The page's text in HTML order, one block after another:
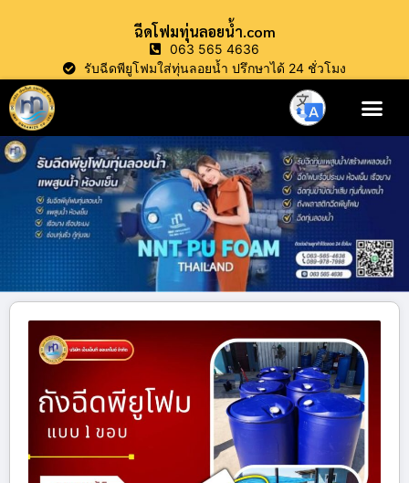
ฉีดโฟมทุ่นลอยน้ำ.com
063 565 4636
รับฉีดพียูโฟมใส่ทุ่นลอยน้ำ ปรึกษาได้ 24 ชั่วโมง